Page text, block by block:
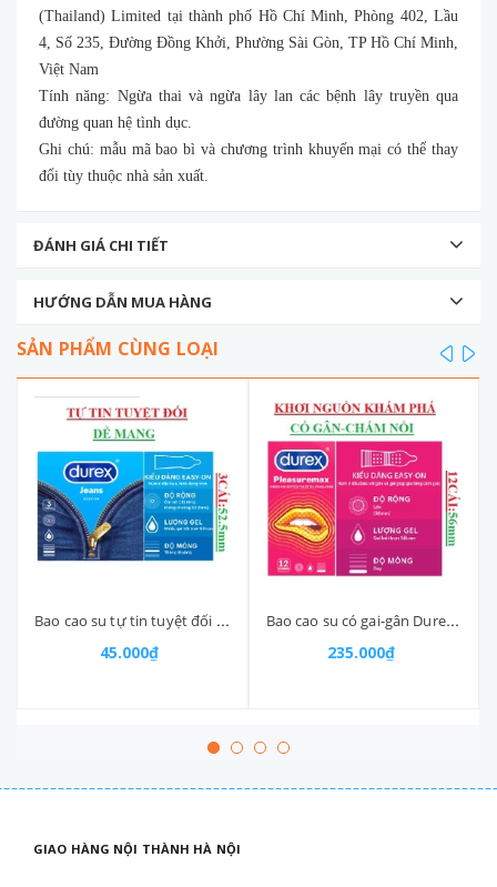
(Thailand) Limited tại thành phố Hồ Chí Minh, Phòng 402, Lầu
4, Số 235, Đường Đồng Khởi, Phường Sài Gòn, TP Hồ Chí Minh,
Việt Nam
Tính năng: Ngừa thai và ngừa lây lan các bệnh lây truyền qua
đường quan hệ tình dục.
Ghi chú: mẫu mã bao bì và chương trình khuyến mại có thể thay
đổi tùy thuộc nhà sản xuất.
ĐÁNH GIÁ CHI TIẾT
HƯỚNG DẪN MUA HÀNG
SẢN PHẨM CÙNG LOẠI
Bao cao su tự tin tuyệt đối Durex jeans easy on hộp 3 cái
45.000₫
Bao cao su có gai-gân Durex Pleasuremax ribbed and dotted for extra stimulation hộp 12S
235.000₫
prev
GIAO HÀNG NỘI THÀNH HÀ NỘI